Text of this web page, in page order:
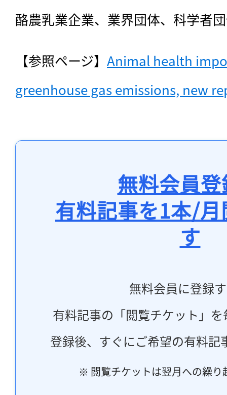
酪農乳業企業、業界団体、科学者
【参照ページ】 Animal health
greenhouse gas emissions, new
無料会員
有料記事を1本/
す
無料会員に登録
有料記事の「閲覧チケット」
登録後、すぐにご希望の有料記
※ 閲覧チケットは翌月への繰り